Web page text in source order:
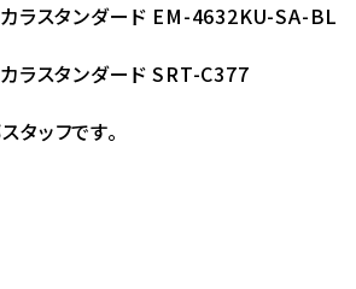
カラスタンダード EM-4632KU-SA-BL
ラスタンダード SRT-C377
タッフです。